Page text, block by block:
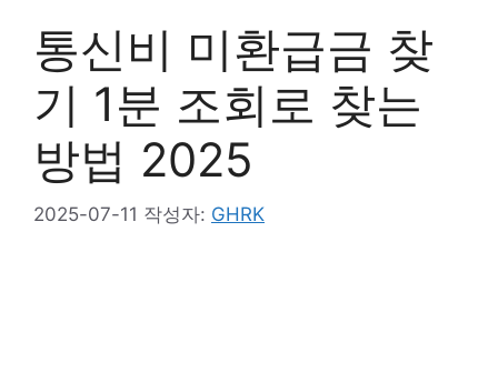
통신비 미환급금 찾
기 1분 조회로 찾는
방법 2025
2025-07-11 작성자: GHRK